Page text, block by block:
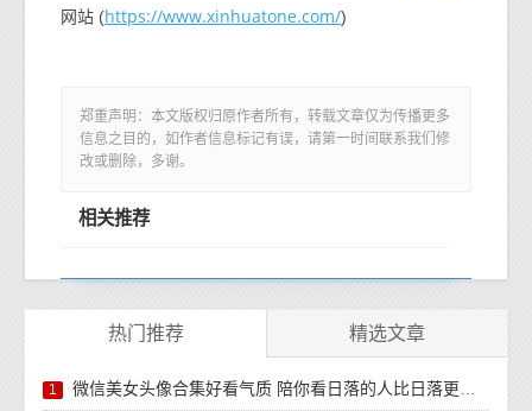
网站 (https://www.xinhuatone.com/)
郑重声明：本文版权归原作者所有，转载文章仅为传播更多
信息之目的，如作者信息标记有误，请第一时间联系我们修
改或删除，多谢。
相关推荐
热门推荐 精选文章
1 微信美女头像合集好看气质 陪你看日落的人比日落更浪漫